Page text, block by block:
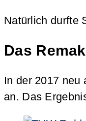
Natürlich durfte
Das
In der 2017 neu
an. Das